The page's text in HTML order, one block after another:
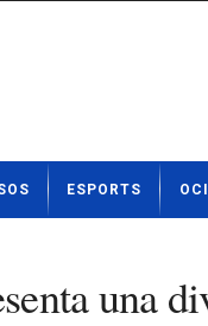
ESPORTS OCI
una